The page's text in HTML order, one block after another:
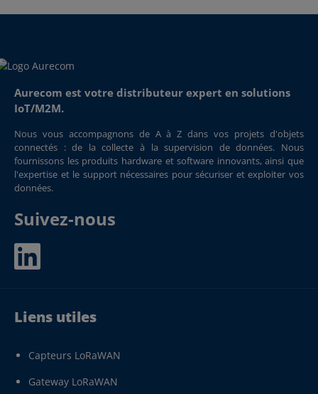
Aurecom est votre distributeur expert en solutions
IoT/M2M.
Nous vous accompagnons de A à Z dans vos projets d'objets
connectés : de la collecte à la supervision de données. Nous
fournissons les produits hardware et software innovants, ainsi que
l'expertise et le support nécessaires pour sécuriser et exploiter vos
données.
Suivez-nous
Liens utiles
Capteurs LoRaWAN
Gateway LoRaWAN